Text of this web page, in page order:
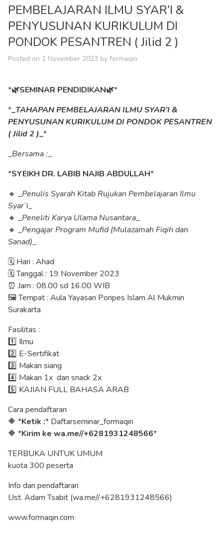
PEMBELAJARAN ILMU SYAR’I &
PENYUSUNAN KURIKULUM DI
PONDOK PESANTREN ( Jilid 2 )
Posted on 1 November 2023 by formaqin
*🌿SEMINAR PENDIDIKAN🌿*
*_TAHAPAN PEMBELAJARAN ILMU SYAR’I &
PENYUSUNAN KURIKULUM DI PONDOK PESANTREN
( Jilid 2 )_*
_Bersama :_
*SYEIKH DR. LABIB NAJIB ABDULLAH*
🔸 _Penulis Syarah Kitab Rujukan Pembelajaran Ilmu
Syar’i_
🔸 _Peneliti Karya Ulama Nusantara_
🔸 _Pengajar Program Mufid (Mulazamah Fiqih dan
Sanad)_
🗓️ Hari : Ahad
🗓️ Tanggal : 19 November 2023
⏰ Jam : 08.00 sd 16.00 WIB
🖼️ Tempat : Aula Yayasan Ponpes Islam Al Mukmin
Surakarta
Fasilitas :
1️⃣ Ilmu
2️⃣ E-Sertifikat
3️⃣ Makan siang
4️⃣ Makan 1x dan snack 2x
5️⃣ KAJIAN FULL BAHASA ARAB
Cara pendaftaran
🔶 *Ketik :* Daftarseminar_formaqin
🔶 *Kirim ke wa.me//+6281931248566*
TERBUKA UNTUK UMUM
kuota 300 peserta
Info dan pendaftaran
Ust. Adam Tsabit (wa.me//+6281931248566)
www.formaqin.com